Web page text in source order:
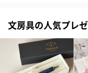
文房具の人気プレ